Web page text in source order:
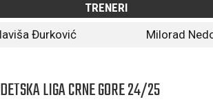
TRENERI
Đurković
Milorad
LIGA CRNE GORE 24/25